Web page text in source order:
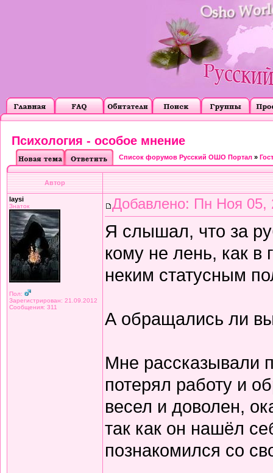
Психология - особое мнение
Список форумов Русский ОШО Портал »
Автор
laysi
Знаток
Пол:
Зарегистрирован: 21.09.2012
Сообщения: 311
Добавлено: Пн Ноя 05,
Я слышал, что за
кому не лень, как в
неким статусным
А обращались ли
Мне рассказывали
потерял работу и
весел и доволен,
так как он нашёл
познакомился со